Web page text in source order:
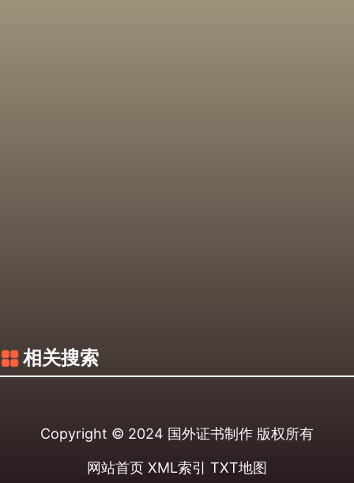
相关搜索
Copyright © 2024 国外证书制作 版权所有
网站首页 XML索引 TXT地图